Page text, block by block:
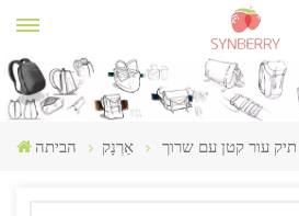
הביתה אַרְנָק תיק עור קטן עם שרוך